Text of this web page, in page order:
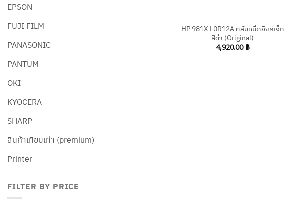
EPSON
FUJI FILM
PANASONIC
PANTUM
OKI
KYOCERA
SHARP
สินค้าเทียบเท่า (premium)
Printer
FILTER BY PRICE
HP 981X L0R12A ตลับหมึกอิงค์เจ็ท
สีดำ (Original)
4,920.00 ฿